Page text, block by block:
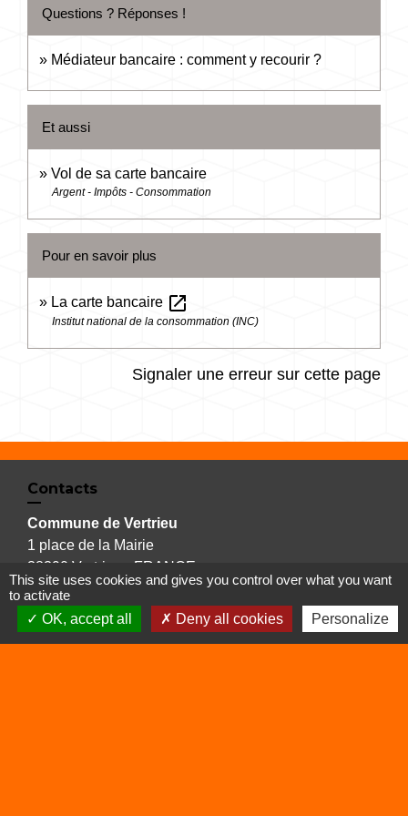
Questions ? Réponses !
Médiateur bancaire : comment y recourir ?
Et aussi
Vol de sa carte bancaire
Argent - Impôts - Consommation
Pour en savoir plus
La carte bancaire open_in_new
Institut national de la consommation (INC)
Signaler une erreur sur cette page
Contacts
Commune de Vertrieu
1 place de la Mairie
38390 Vertrieu - FRANCE
+33 4 74 90 61 68
This site uses cookies and gives you control over what you want
to activate
OK, accept all
Deny all cookies Personalize